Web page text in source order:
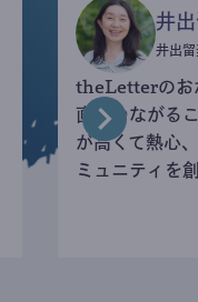
井
井出
theLetterのお
直接つながる
が高くて熱心
ミュニティを